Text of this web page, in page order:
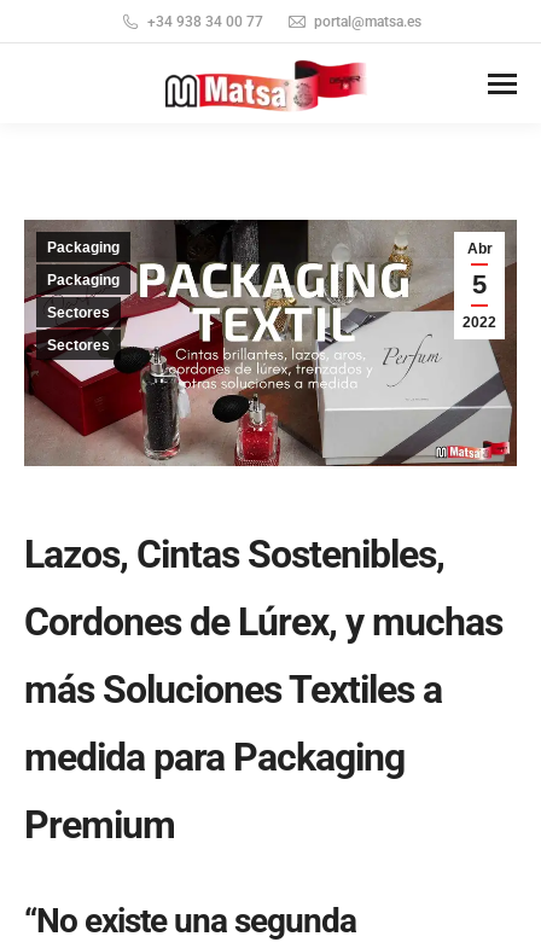
+34 938 34 00 77 portal@matsa.es
Abr
5
2022
Packaging
Packaging
Sectores
Sectores
Lazos, Cintas Sostenibles,
Cordones de Lúrex, y muchas
más Soluciones Textiles a
medida para Packaging
Premium
“No existe una segunda